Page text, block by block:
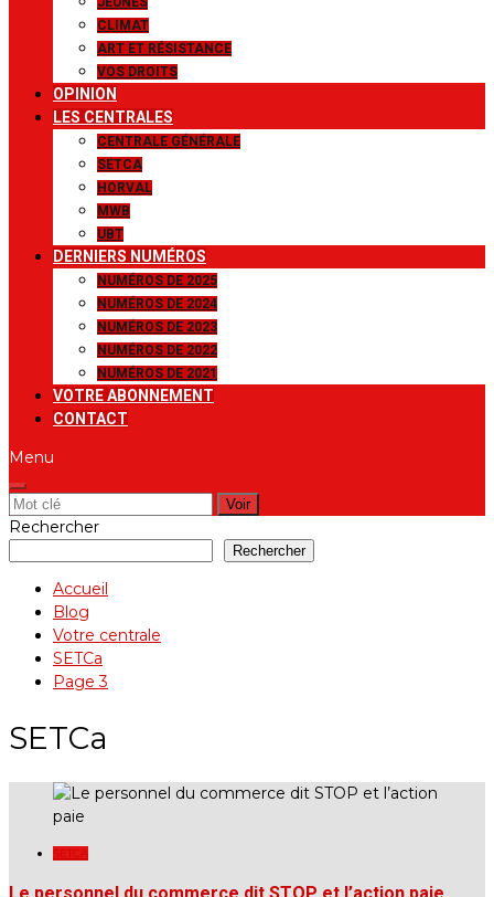
CLIMAT
ART ET RÉSISTANCE
VOS DROITS
OPINION
LES CENTRALES
CENTRALE GÉNÉRALE
SETCA
HORVAL
MWB
UBT
DERNIERS NUMÉROS
NUMÉROS DE 2025
NUMÉROS DE 2024
NUMÉROS DE 2023
NUMÉROS DE 2022
NUMÉROS DE 2021
VOTRE ABONNEMENT
CONTACT
Menu
Rechercher:
Rechercher
Rechercher
Accueil
Blog
Votre centrale
SETCa
Page 3
SETCa
Le personnel du commerce dit STOP et l’action paie